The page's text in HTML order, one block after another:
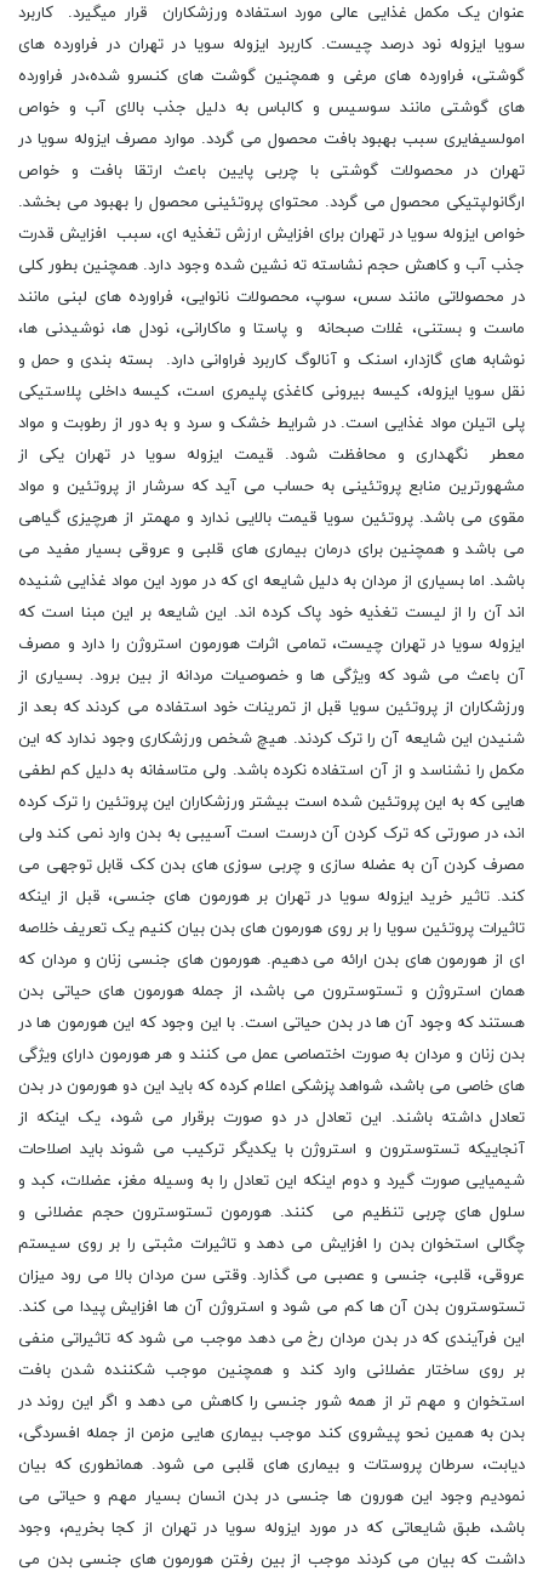
عنوان یک مکمل غذایی عالی مورد استفاده ورزشکاران قرار میگیرد. کاربرد
سویا ایزوله نود درصد چیست. کاربرد ایزوله سویا در تهران در فراورده های
گوشتی، فراورده های مرغی و همچنین گوشت های کنسرو شده،در فراورده
های گوشتی مانند سوسیس و کالباس به دلیل جذب بالای آب و خواص
امولسیفایری سبب بهبود بافت محصول می گردد. موارد مصرف ایزوله سویا در
تهران در محصولات گوشتی با چربی پایین باعث ارتقا بافت و خواص
ارگانولپتیکی محصول می گردد. محتوای پروتئینی محصول را بهبود می بخشد.
خواص ایزوله سویا در تهران برای افزایش ارزش تغذیه ای، سبب افزایش قدرت
جذب آب و کاهش حجم نشاسته ته نشین شده وجود دارد. همچنین بطور کلی
در محصولاتی مانند سس، سوپ، محصولات نانوایی، فراورده های لبنی مانند
ماست و بستنی، غلات صبحانه و پاستا و ماکارانی، نودل ها، نوشیدنی ها،
نوشابه های گازدار، اسنک و آنالوگ کاربرد فراوانی دارد. بسته بندی و حمل و
نقل سویا ایزوله، کیسه بیرونی کاغذی پلیمری است، کیسه داخلی پلاستیکی
پلی اتیلن مواد غذایی است. در شرایط خشک و سرد و به دور از رطوبت و مواد
معطر نگهداری و محافظت شود. قیمت ایزوله سویا در تهران یکی از
مشهورترین منابع پروتئینی به حساب می آید که سرشار از پروتئین و مواد
مقوی می باشد. پروتئین سویا قیمت بالایی ندارد و مهمتر از هرچیزی گیاهی
می باشد و همچنین برای درمان بیماری های قلبی و عروقی بسیار مفید می
باشد. اما بسیاری از مردان به دلیل شایعه ای که در مورد این مواد غذایی شنیده
اند آن را از لیست تغذیه خود پاک کرده اند. این شایعه بر این مبنا است که
ایزوله سویا در تهران چیست، تمامی اثرات هورمون استروژن را دارد و مصرف
آن باعث می شود که ویژگی ها و خصوصیات مردانه از بین برود. بسیاری از
ورزشکاران از پروتئین سویا قبل از تمرینات خود استفاده می کردند که بعد از
شنیدن این شایعه آن را ترک کردند. هیچ شخص ورزشکاری وجود ندارد که این
مکمل را نشناسد و از آن استفاده نکرده باشد. ولی متاسفانه به دلیل کم لطفی
هایی که به این پروتئین شده است بیشتر ورزشکاران این پروتئین را ترک کرده
اند، در صورتی که ترک کردن آن درست است آسیبی به بدن وارد نمی کند ولی
مصرف کردن آن به عضله سازی و چربی سوزی های بدن کک قابل توجهی می
کند. تاثیر خرید ایزوله سویا در تهران بر هورمون های جنسی، قبل از اینکه
تاثیرات پروتئین سویا را بر روی هورمون های بدن بیان کنیم یک تعریف خلاصه
ای از هورمون های بدن ارائه می دهیم. هورمون های جنسی زنان و مردان که
همان استروژن و تستوسترون می باشد، از جمله هورمون های حیاتی بدن
هستند که وجود آن ها در بدن حیاتی است. با این وجود که این هورمون ها در
بدن زنان و مردان به صورت اختصاصی عمل می کنند و هر هورمون دارای ویژگی
های خاصی می باشد، شواهد پزشکی اعلام کرده که باید این دو هورمون در بدن
تعادل داشته باشند. این تعادل در دو صورت برقرار می شود، یک اینکه از
آنجاییکه تستوسترون و استروژن با یکدیگر ترکیب می شوند باید اصلاحات
شیمیایی صورت گیرد و دوم اینکه این تعادل را به وسیله مغز، عضلات، کبد و
سلول های چربی تنظیم می کنند. هورمون تستوسترون حجم عضلانی و
چگالی استخوان بدن را افزایش می دهد و تاثیرات مثبتی را بر روی سیستم
عروقی، قلبی، جنسی و عصبی می گذارد. وقتی سن مردان بالا می رود میزان
تستوسترون بدن آن ها کم می شود و استروژن آن ها افزایش پیدا می کند.
این فرآیندی که در بدن مردان رخ می دهد موجب می شود که تاثیراتی منفی
بر روی ساختار عضلانی وارد کند و همچنین موجب شکننده شدن بافت
استخوان و مهم تر از همه شور جنسی را کاهش می دهد و اگر این روند در
بدن به همین نحو پیشروی کند موجب بیماری هایی مزمن از جمله افسردگی،
دیابت، سرطان پروستات و بیماری های قلبی می شود. همانطوری که بیان
نمودیم وجود این هورون ها جنسی در بدن انسان بسیار مهم و حیاتی می
باشد، طبق شایعاتی که در مورد ایزوله سویا در تهران از کجا بخریم، وجود
داشت که بیان می کردند موجب از بین رفتن هورمون های جنسی بدن می